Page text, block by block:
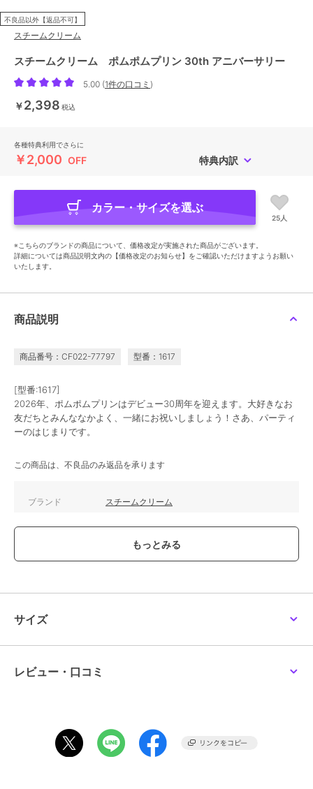
不良品以外【返品不可】
スチームクリーム
スチームクリーム ポムポムプリン 30th アニバーサリー
5.00 (1件の口コミ )
￥2,398 税込
各種特典利用でさらに
￥2,000 OFF 特典内訳
カラー・サイズを選ぶ
25人
※こちらのブランドの商品について、価格改定が実施された商品がございます。
詳細については商品説明文内の【価格改定のお知らせ】をご確認いただけますようお願い
いたします。
商品説明
商品番号：CF022-77797 型番：1617
[型番:1617]
2026年、ポムポムプリンはデビュー30周年を迎えます。大好きなお
友だちとみんななかよく、一緒にお祝いしましょう！さあ、パーティ
ーのはじまりです。
この商品は、不良品のみ返品を承ります
ブランド スチームクリーム
性別タイプ
レディース
保湿
サイズ
レビュー・口コミ